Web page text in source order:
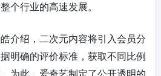
个行业的高速发展。
介绍，二次元内容将引入会员分
明确的评价标准，获取不同比例
为此，爱奇艺制定了公开透明的